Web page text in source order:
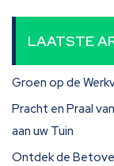
LAATSTE
Groen op de
Pracht en Praal
aan uw Tuin
Ontdek de